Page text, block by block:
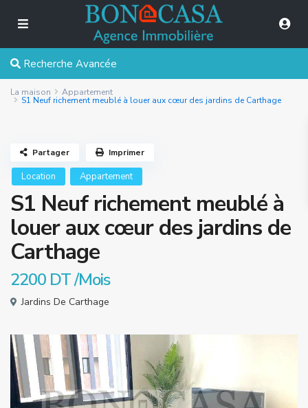
Recherche Avancée
La maison Appartement
S1 Neuf richement meublé à louer aux cœur des jardins de Carthage
Location Appartement
S1 Neuf richement meublé à
louer aux cœur des jardins de
Carthage
2200 DT/Mois
Jardins De Carthage
Partager Imprimer